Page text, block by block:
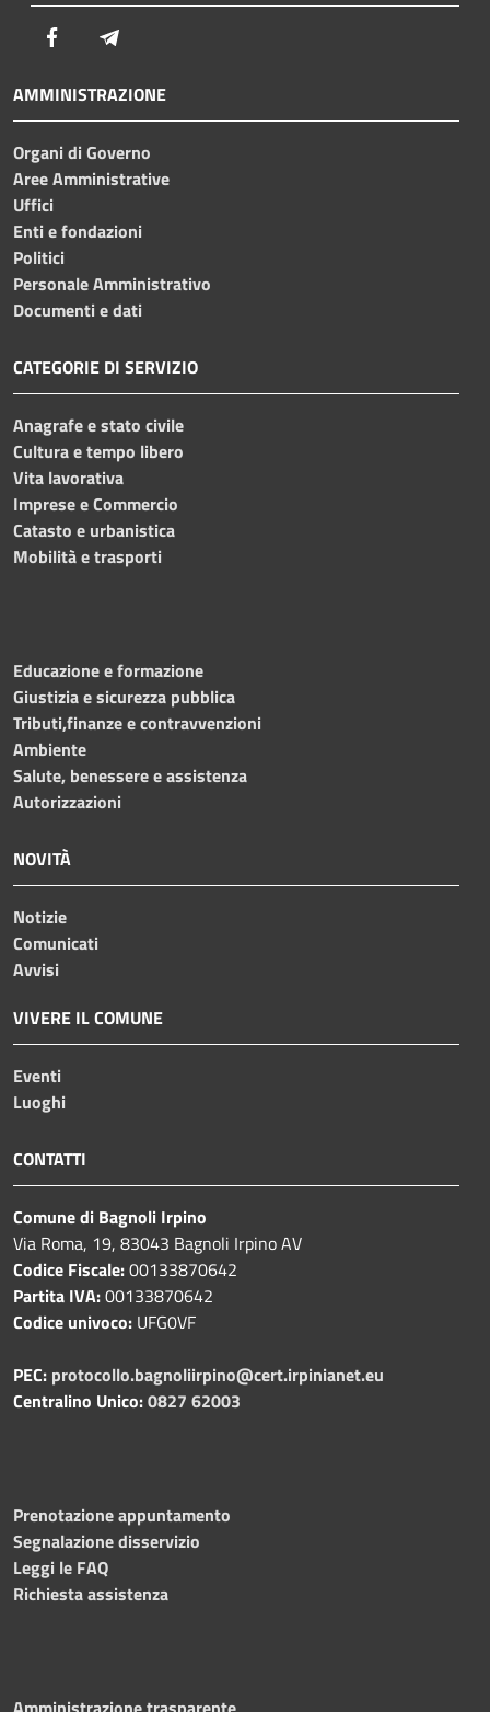
Facebook
AMMINISTRAZIONE
Organi di Governo
Aree Amministrative
Uffici
Enti e fondazioni
Politici
Personale Amministrativo
Documenti e dati
CATEGORIE DI SERVIZIO
Anagrafe e stato civile
Cultura e tempo libero
Vita lavorativa
Imprese e Commercio
Catasto e urbanistica
Mobilità e trasporti
Educazione e formazione
Giustizia e sicurezza pubblica
Tributi,finanze e contravvenzioni
Ambiente
Salute, benessere e assistenza
Autorizzazioni
NOVITÀ
Notizie
Comunicati
Avvisi
VIVERE IL COMUNE
Eventi
Luoghi
CONTATTI
Comune di Bagnoli Irpino
Via Roma, 19, 83043 Bagnoli Irpino AV
Codice Fiscale:00133870642
Partita IVA:00133870642
Codice univoco: UFG0VF
PEC: protocollo.bagnoliirpino@cert.irpinianet.eu
Centralino Unico:0827 62003
Prenotazione appuntamento
Segnalazione disservizio
Leggi le FAQ
Richiesta assistenza